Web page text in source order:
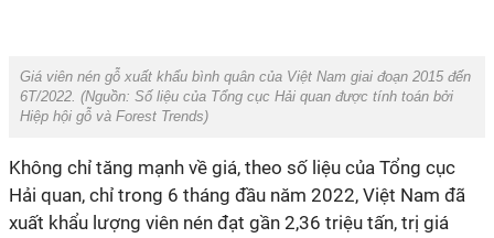
Giá viên nén gỗ xuất khẩu bình quân của Việt Nam giai đoạn 2015 đến
6T/2022. (Nguồn: Số liệu của Tổng cục Hải quan được tính toán bởi
Hiệp hội gỗ và Forest Trends)
Không chỉ tăng mạnh về giá, theo số liệu của Tổng cục
Hải quan, chỉ trong 6 tháng đầu năm 2022, Việt Nam đã
xuất khẩu lượng viên nén đạt gần 2,36 triệu tấn, trị giá